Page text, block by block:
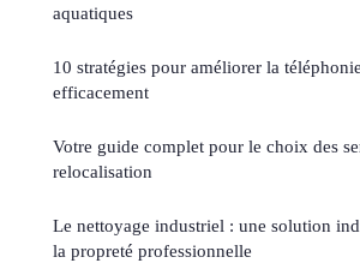
aquatiques
10 stratégies pour améliorer la
efficacement
Votre guide complet pour le choix des
relocalisation
Le nettoyage industriel : une solution
la propreté professionnelle